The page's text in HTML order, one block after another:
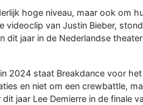
hoge niveau, maar ook om
van Justin Bieber,
dit jaar in de Nederlandse
2024 staat Breakdance voor
en niet om een crewbattle,
jaar Lee Demierre in de finale